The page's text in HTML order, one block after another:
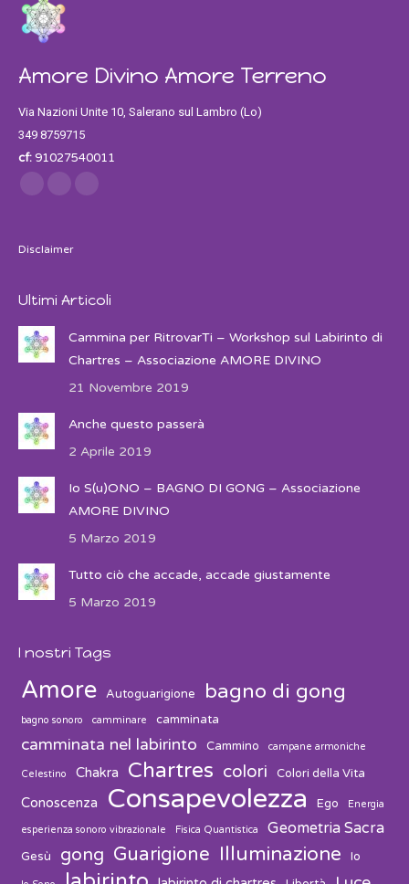
Amore Divino Amore Terreno
Via Nazioni Unite 10, Salerano sul Lambro (Lo)
349 8759715
cf:91027540011
Find us on:
Facebook
TwitterInstagram
Disclaimer
Ultimi Articoli
Cammina per RitrovarTi – Workshop sul Labirinto di
Chartres – Associazione AMORE DIVINO
21 Novembre 2019
Anche questo passerà
2 Aprile 2019
Io S(u)ONO – BAGNO DI GONG – Associazione
AMORE DIVINO
5 Marzo 2019
Tutto ciò che accade, accade giustamente
5 Marzo 2019
I nostri Tags
Amore Autoguarigione bagno di gong
bagno sonoro camminare camminata
camminata nel labirinto Cammino campane armoniche
Celestino Chakra Chartres colori Colori della Vita
Conoscenza Consapevolezza Ego Energia
esperienza sonoro vibrazionale Fisica Quantistica Geometria Sacra
Gesù gong Guarigione Illuminazione Io